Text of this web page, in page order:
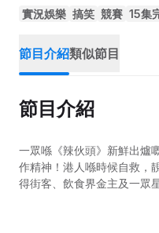
實況娛樂 搞笑 競賽 15集
節目介紹類似節目
節目介紹
一眾喺《辣伙頭》新鮮出爐
作精神！港人喺時候自救，
得街客、飲食界金主及一眾